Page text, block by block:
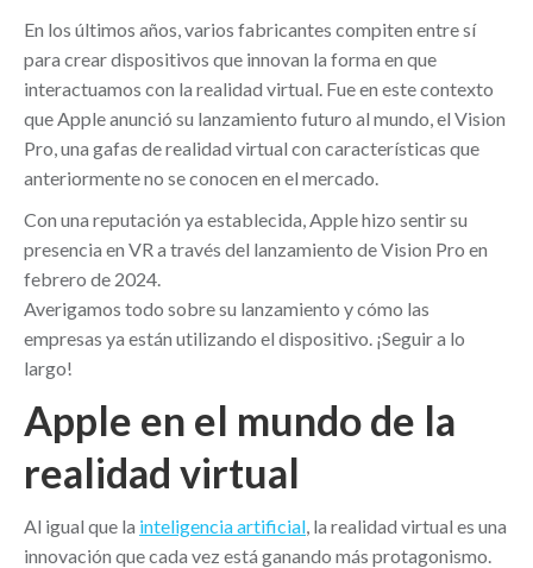
En los últimos años, varios fabricantes compiten entre sí
para crear dispositivos que innovan la forma en que
interactuamos con la realidad virtual. Fue en este contexto
que Apple anunció su lanzamiento futuro al mundo, el Vision
Pro, una gafas de realidad virtual con características que
anteriormente no se conocen en el mercado.
Con una reputación ya establecida, Apple hizo sentir su
presencia en VR a través del lanzamiento de Vision Pro en
febrero de 2024.
Averigamos todo sobre su lanzamiento y cómo las
empresas ya están utilizando el dispositivo. ¡Seguir a lo
largo!
Apple en el mundo de la
realidad virtual
Al igual que la inteligencia artificial, la realidad virtual es una
innovación que cada vez está ganando más protagonismo.